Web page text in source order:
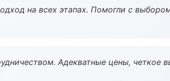
на всех этапах. Помогли с
Адекватные цены, четкое